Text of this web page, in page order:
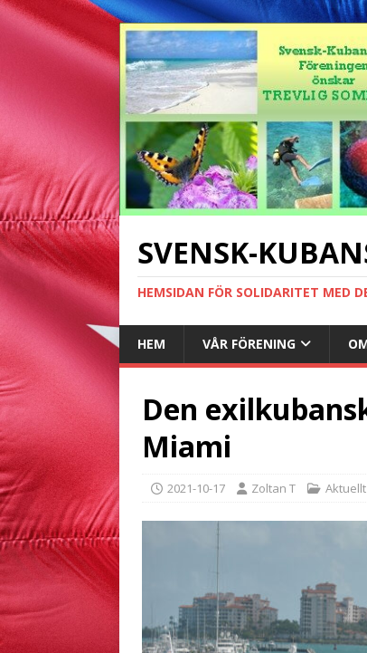
SVENSK-
HEMSIDAN FÖR SOLIDARITET MED
HEM VÅR FÖRENING
Den
Miami
2021-10-17 Zoltan T